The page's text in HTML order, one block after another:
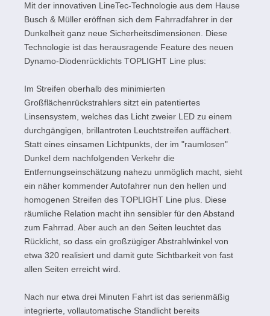
Mit der innovativen LineTec-Technologie aus dem Hause
Busch & Müller eröffnen sich dem Fahrradfahrer in der
Dunkelheit ganz neue Sicherheitsdimensionen. Diese
Technologie ist das herausragende Feature des neuen
Dynamo-Diodenrücklichts TOPLIGHT Line plus:
Im Streifen oberhalb des minimierten
Großflächenrückstrahlers sitzt ein patentiertes
Linsensystem, welches das Licht zweier LED zu einem
durchgängigen, brillantroten Leuchtstreifen auffächert.
Statt eines einsamen Lichtpunkts, der im "raumlosen"
Dunkel dem nachfolgenden Verkehr die
Entfernungseinschätzung nahezu unmöglich macht, sieht
ein näher kommender Autofahrer nun den hellen und
homogenen Streifen des TOPLIGHT Line plus. Diese
räumliche Relation macht ihn sensibler für den Abstand
zum Fahrrad. Aber auch an den Seiten leuchtet das
Rücklicht, so dass ein großzügiger Abstrahlwinkel von
etwa 320 realisiert und damit gute Sichtbarkeit von fast
allen Seiten erreicht wird.
Nach nur etwa drei Minuten Fahrt ist das serienmäßig
integrierte, vollautomatische Standlicht bereits